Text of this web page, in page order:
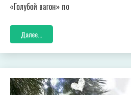
«Голубой вагон» по
Далее...